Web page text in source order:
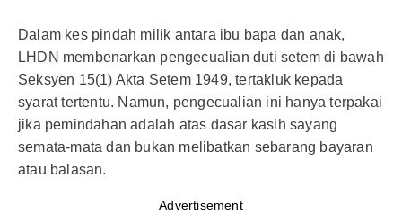
Dalam kes pindah milik antara ibu bapa dan anak,
LHDN membenarkan pengecualian duti setem di bawah
Seksyen 15(1) Akta Setem 1949, tertakluk kepada
syarat tertentu. Namun, pengecualian ini hanya terpakai
jika pemindahan adalah atas dasar kasih sayang
semata-mata dan bukan melibatkan sebarang bayaran
atau balasan.
Advertisement